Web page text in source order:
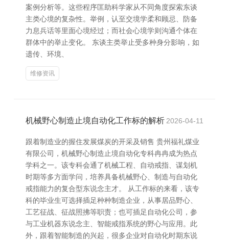
案例分析等。这些程序匡助科学家从不同角度探索东谈
主类心境的复杂性。举例，认至交境学柔和顾忌、防备
力息兵话等里面心境经过；而社会心境学则沟通个体在
群体中的举止变化。 东谈主类举止受多种身分影响，如
遗传、环境、
维修资讯
机械野心制造止境自动化工作标的解析 2026-04-11
跟着制造业的握住发展煤炭的开采及销售 贵州福礼煤业
有限公司，机械野心制造止境自动化专科冉冉成为热点
学科之一。该专科会通了机械工程、自动戒指、谋划机
时期等多方面学问，培养具备机械野心、制造与自动化
戒指能力的复合型东说念主才。 从工作标的来看，该专
科的毕业生可选择插足种种制造企业，从事居品野心、
工艺征战、征战照拂等职责；也可插足自动化公司，参
与工业机器东说念主、智能戒指系统的野心与应用。此
外，跟着智能制造的兴起，很多企业对自动化时期东说